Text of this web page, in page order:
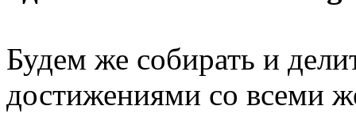
Будем же собирать и
достижениями со всеми